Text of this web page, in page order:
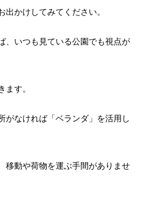
かけしてみてください。
、いつも見ている公園でも視点が
す。
がなければ「ベランダ」を活用し
移動や荷物を運ぶ手間がありませ